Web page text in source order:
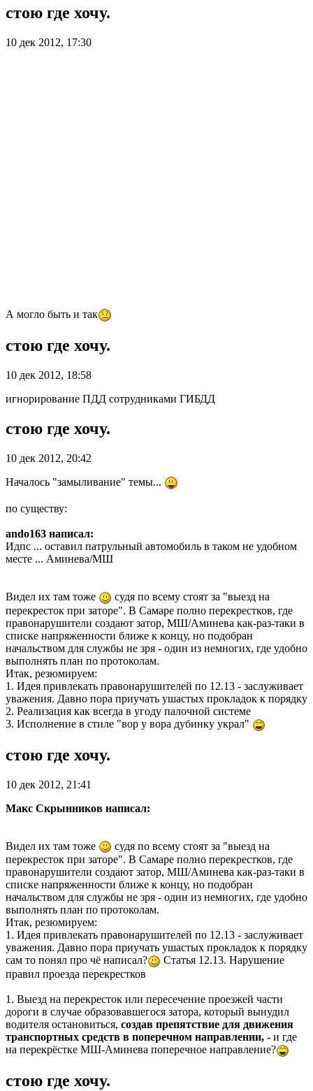
стою где хочу.
10 дек 2012, 17:30
А могло быть и так
стою где хочу.
10 дек 2012, 18:58
игнорирование ПДД сотрудниками ГИБДД
стою где хочу.
10 дек 2012, 20:42
Началось "замыливание" темы...
по существу:
ando163 написал:
Идпс ... оставил патрульный автомобиль в таком не удобном
месте ... Аминева/МШ
Видел их там тоже
судя по всему стоят за "выезд на
перекресток при заторе". В Самаре полно перекрестков, где
правонарушители создают затор, МШ/Аминева как-раз-таки в
списке напряженности ближе к концу, но подобран
начальством для службы не зря - один из немногих, где удобно
выполнять план по протоколам.
Итак, резюмируем:
1. Идея привлекать правонарушителей по 12.13 - заслуживает
уважения. Давно пора приучать ушастых прокладок к порядку
2. Реализация как всегда в угоду палочной системе
3. Исполнение в стиле "вор у вора дубинку украл"
стою где хочу.
10 дек 2012, 21:41
Макс Скрынников написал:
Видел их там тоже
судя по всему стоят за "выезд на
перекресток при заторе". В Самаре полно перекрестков, где
правонарушители создают затор, МШ/Аминева как-раз-таки в
списке напряженности ближе к концу, но подобран
начальством для службы не зря - один из немногих, где удобно
выполнять план по протоколам.
Итак, резюмируем:
1. Идея привлекать правонарушителей по 12.13 - заслуживает
уважения. Давно пора приучать ушастых прокладок к порядку
сам то понял про чё написал?
Статья 12.13. Нарушение
правил проезда перекрестков
1. Выезд на перекресток или пересечение проезжей части
дороги в случае образовавшегося затора, который вынудил
водителя остановиться, создав препятствие для движения
транспортных средств в поперечном направлении, - и где
на перекрёстке МШ-Аминева поперечное направление?
стою где хочу.